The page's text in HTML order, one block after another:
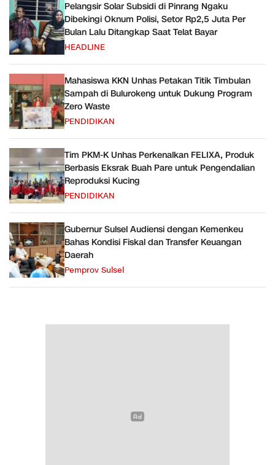
Pelangsir Solar Subsidi di Pinrang Ngaku
Dibekingi Oknum Polisi, Setor Rp2,5 Juta Per
Bulan Lalu Ditangkap Saat Telat Bayar
HEADLINE
Mahasiswa KKN Unhas Petakan Titik Timbulan
Sampah di Bulurokeng untuk Dukung Program
Zero Waste
PENDIDIKAN
Tim PKM-K Unhas Perkenalkan FELIXA, Produk
Berbasis Eksrak Buah Pare untuk Pengendalian
Reproduksi Kucing
PENDIDIKAN
Gubernur Sulsel Audiensi dengan Kemenkeu
Bahas Kondisi Fiskal dan Transfer Keuangan
Daerah
Pemprov Sulsel